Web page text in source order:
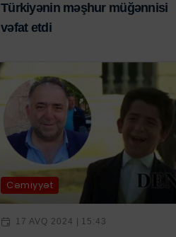
Türkiyənin məşhur müğənnisi
vəfat etdi
Cəmiyyət
17 AVQ 2024 | 15:43